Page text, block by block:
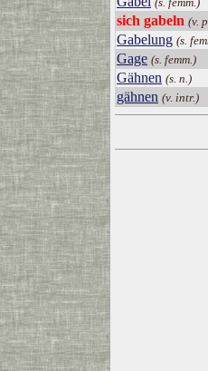
sich gabeln (v.
Gabelung (s.
Gage (s. femm.)
Gähnen (s. n.)
gähnen (v. intr.)